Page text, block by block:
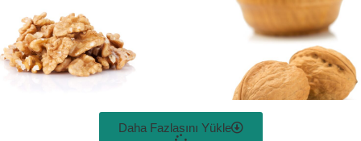
Daha Fazlasını Yükle